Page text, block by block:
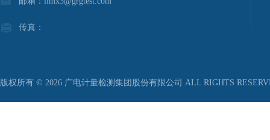
传真：
版权所有 © 2026 广电计量检测集团股份有限公司 ALL RIGHTS